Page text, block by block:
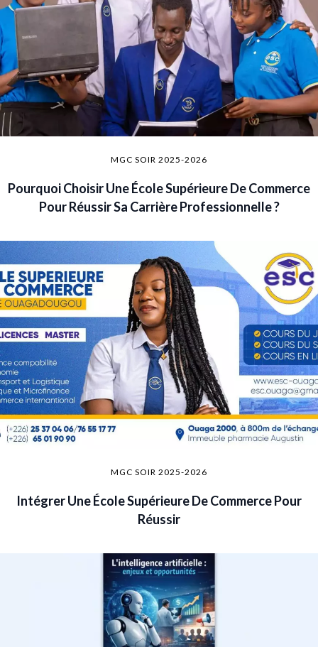
MGC SOIR 2025-2026
Pourquoi Choisir Une École Supérieure De Commerce
Pour Réussir Sa Carrière Professionnelle ?
MGC SOIR 2025-2026
Intégrer Une École Supérieure De Commerce Pour
Réussir